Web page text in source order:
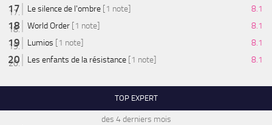
Le silence de l'ombre [1 note]
8.1
World Order [1 note]
8.1
Lumios [1 note]
8.1
Les enfants de la résistance [1 note] 8.1
TOP EXPERT
des 4 derniers mois